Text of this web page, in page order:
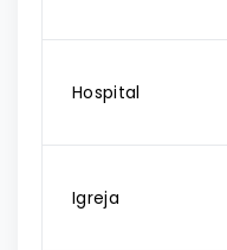
Hospital
Igreja